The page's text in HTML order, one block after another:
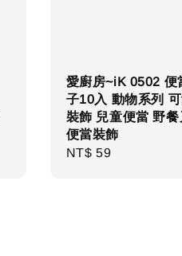
愛廚房~iK 0502 便
子10入 動物系列
裝飾 兒童便當 野
便當裝飾
Regular
NT$ 59